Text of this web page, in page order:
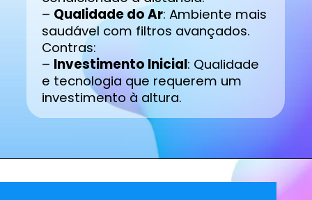
– Qualidade do Ar: Ambiente mais
saudável com filtros avançados.
Contras:
– Investimento Inicial: Qualidade
e tecnologia que requerem um
investimento à altura.